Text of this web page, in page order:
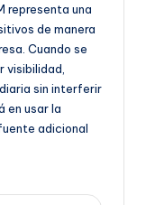
representa una
de manera
Cuando se
visibilidad,
sin interferir
en usar la
adicional